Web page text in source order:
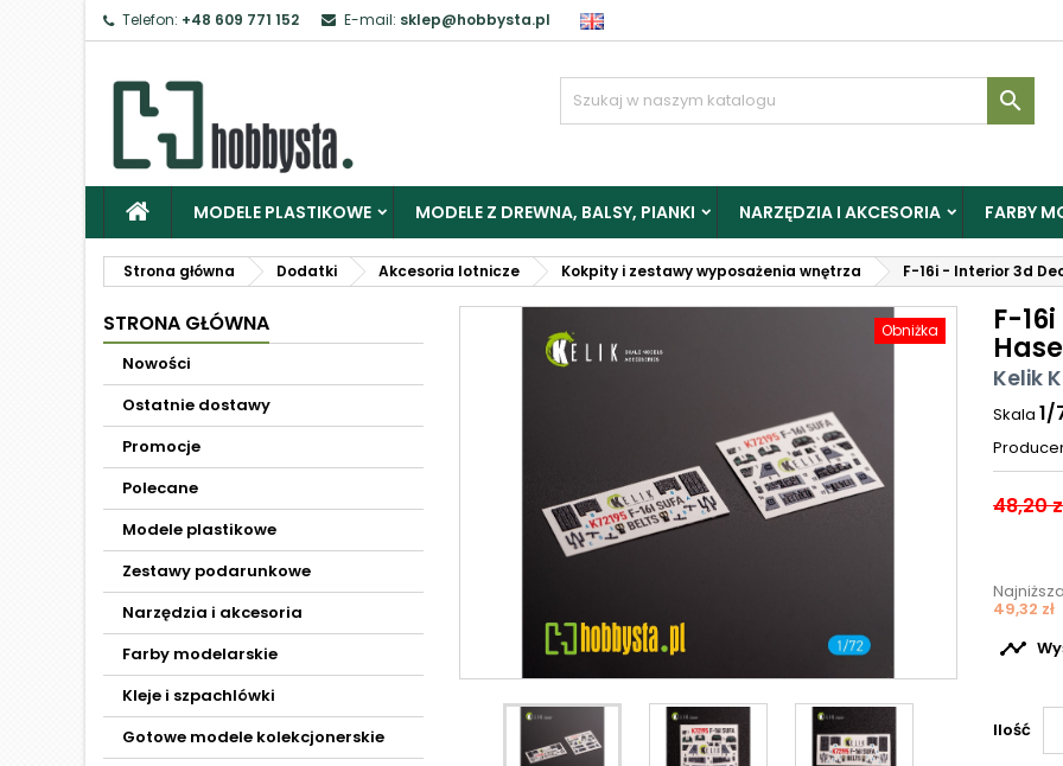
Telefon: +48 609 771 152 E-mail: sklep@hobbysta.pl

MODELE PLASTIKOWE MODELE Z DREWNA, BALSY, PIANKI NARZĘDZIA I AKCESORIA FARBY
Strona główna Dodatki Akcesoria lotnicze Kokpity i zestawy wyposażenia wnętrza F-16i - Interior 3d
STRONA GŁÓWNA
Nowości
Ostatnie dostawy
Promocje
Polecane
Modele plastikowe
Zestawy podarunkowe
Narzędzia i akcesoria
Farby modelarskie
Kleje i szpachlówki
Gotowe modele kolekcjonerskie
Obniżka F-
Kelik
Skala 1/
48,20
49,32 zł

Ilość